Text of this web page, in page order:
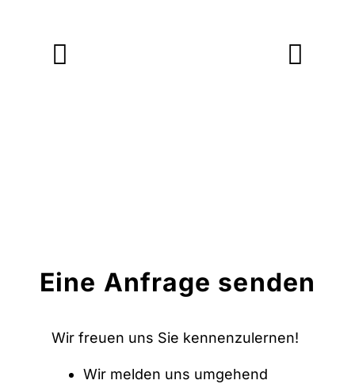
Eine Anfrage senden
Wir freuen uns Sie kennenzulernen!
Wir melden uns umgehend